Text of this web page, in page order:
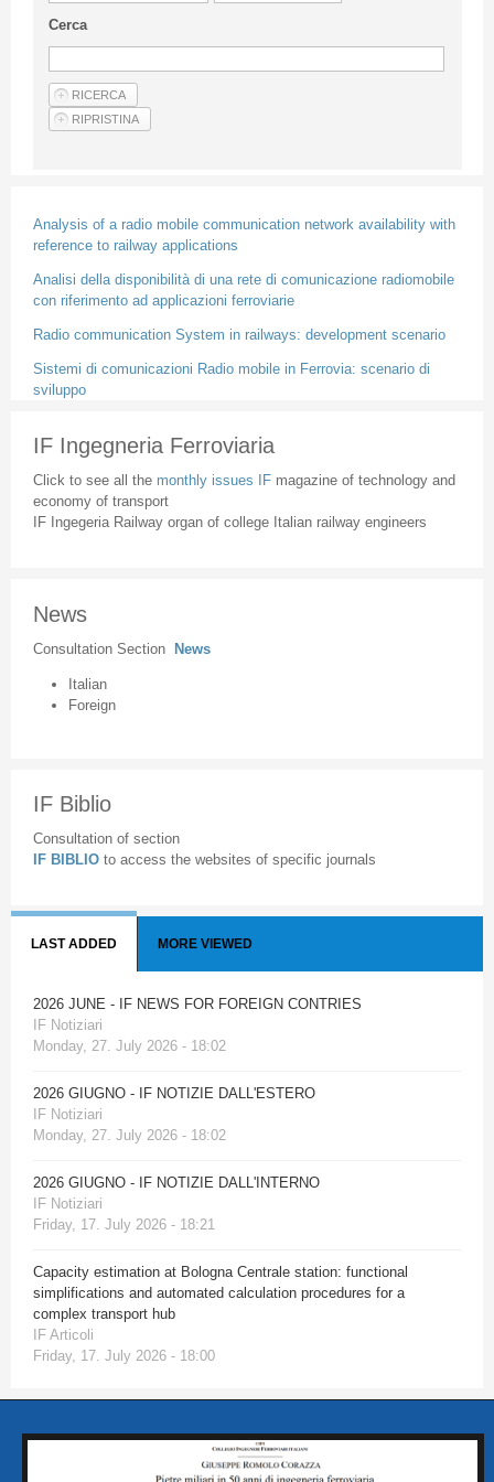
Privacy & Policy
Articles
Cerca
Analysis of a radio mobile communication network availability with
reference to railway applications
Analisi della disponibilità di una rete di comunicazione radiomobile
con riferimento ad applicazioni ferroviarie
Radio communication System in railways: development scenario
Sistemi di comunicazioni Radio mobile in Ferrovia: scenario di
sviluppo
IF Ingegneria Ferroviaria
Click to see all the monthly issues IF magazine of technology and
economy of transport
IF Ingegeria Railway organ of college Italian railway engineers
News
Consultation Section News
Italian
Foreign
IF Biblio
Consultation of section
IF BIBLIO to access the websites of specific journals
LAST ADDED MORE VIEWED
2026 JUNE - IF NEWS FOR FOREIGN CONTRIES
IF Notiziari
Monday, 27. July 2026 - 18:02
2026 GIUGNO - IF NOTIZIE DALL'ESTERO
IF Notiziari
Monday, 27. July 2026 - 18:02
2026 GIUGNO - IF NOTIZIE DALL'INTERNO
IF Notiziari
Friday, 17. July 2026 - 18:21
Capacity estimation at Bologna Centrale station: functional
simplifications and automated calculation procedures for a
complex transport hub
IF Articoli
Friday, 17. July 2026 - 18:00